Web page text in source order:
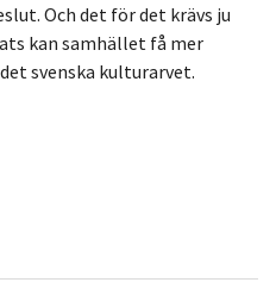
Och det för det krävs ju
kan samhället få mer
svenska kulturarvet.